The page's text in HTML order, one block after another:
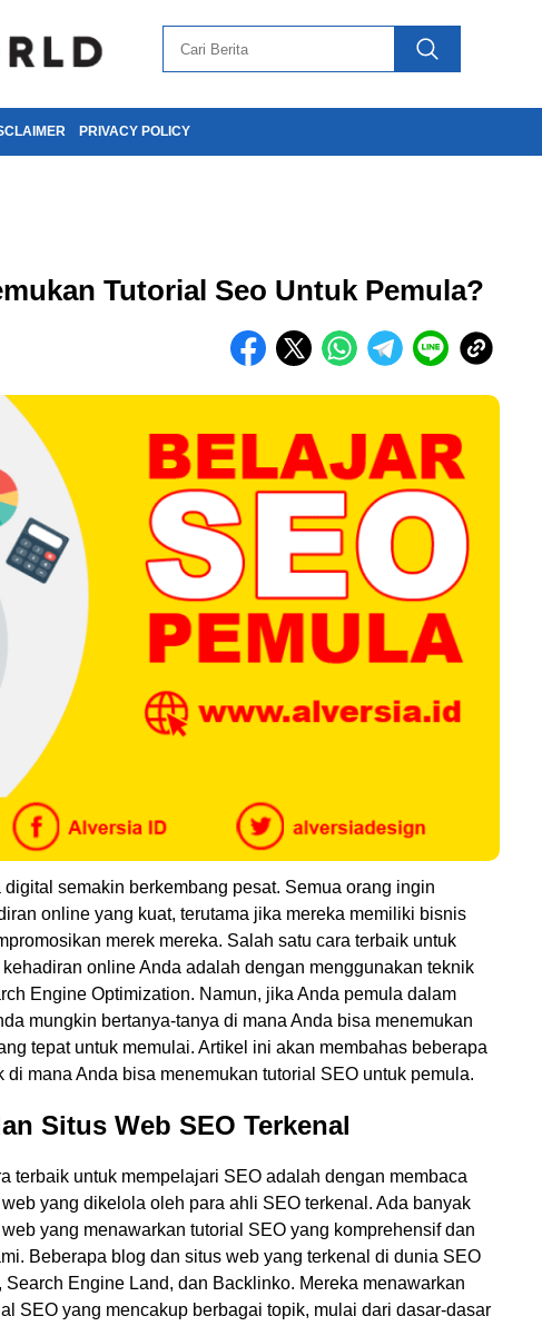
PRIVACY POLICY
Tutorial Seo Untuk Pemula?
digital semakin berkembang pesat. Semua orang ingin
online yang kuat, terutama jika mereka memiliki bisnis
merek mereka. Salah satu cara terbaik untuk
online Anda adalah dengan menggunakan teknik
Engine Optimization. Namun, jika Anda pemula dalam
mungkin bertanya-tanya di mana Anda bisa menemukan
tepat untuk memulai. Artikel ini akan membahas beberapa
di mana Anda bisa menemukan tutorial SEO untuk pemula.
Situs Web SEO Terkenal
terbaik untuk mempelajari SEO adalah dengan membaca
yang dikelola oleh para ahli SEO terkenal. Ada banyak
yang menawarkan tutorial SEO yang komprehensif dan
Beberapa blog dan situs web yang terkenal di dunia SEO
Search Engine Land, dan Backlinko. Mereka menawarkan
SEO yang mencakup berbagai topik, mulai dari dasar-dasar